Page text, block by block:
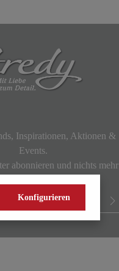
Inspirationen, Aktionen &
Events.
abonnieren und nichts mehr
Konfigurieren